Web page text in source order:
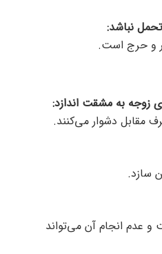
نباشد:
و حرج است.
زوجه به مشقت اندازد:
مقابل دشوار می‌کنند.
سازد.
عدم انجام آن می‌تواند